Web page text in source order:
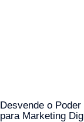
Desvende o
para Marketing